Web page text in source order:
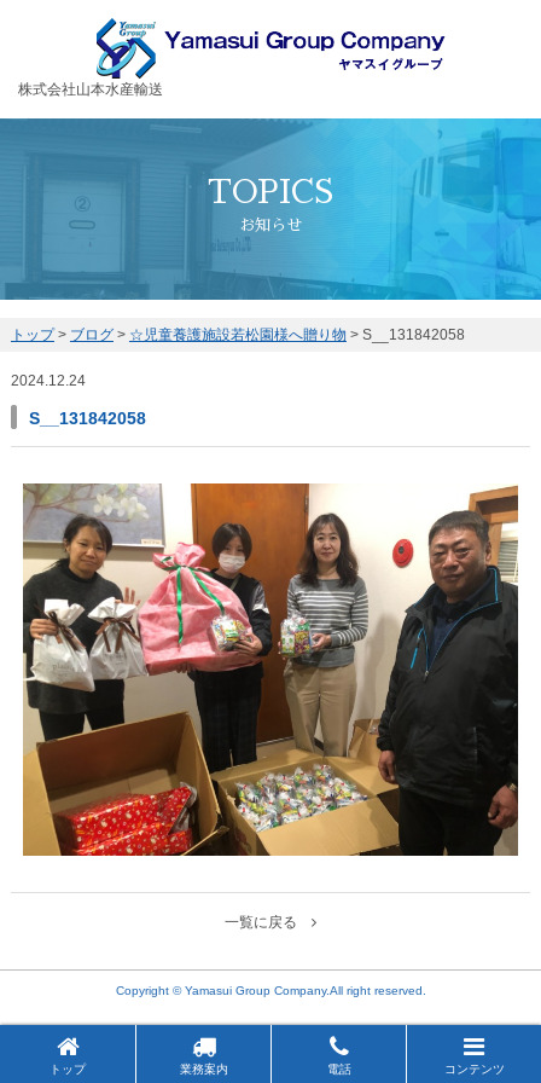
お客様の大切な荷物を安全・丁寧に運送するヤマスイグループ
株式会社山本水産輸送
TOPICS
お知らせ
トップ> ブログ> ☆児童養護施設若松園様へ贈り物 > S__131842058
2024.12.24
S__131842058
一覧に戻る
Copyright © Yamasui Group Company.All right reserved.
トップ 業務案内 電話 コンテンツ